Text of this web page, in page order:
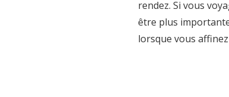
rendez. Si vous
être plus
lorsque vous